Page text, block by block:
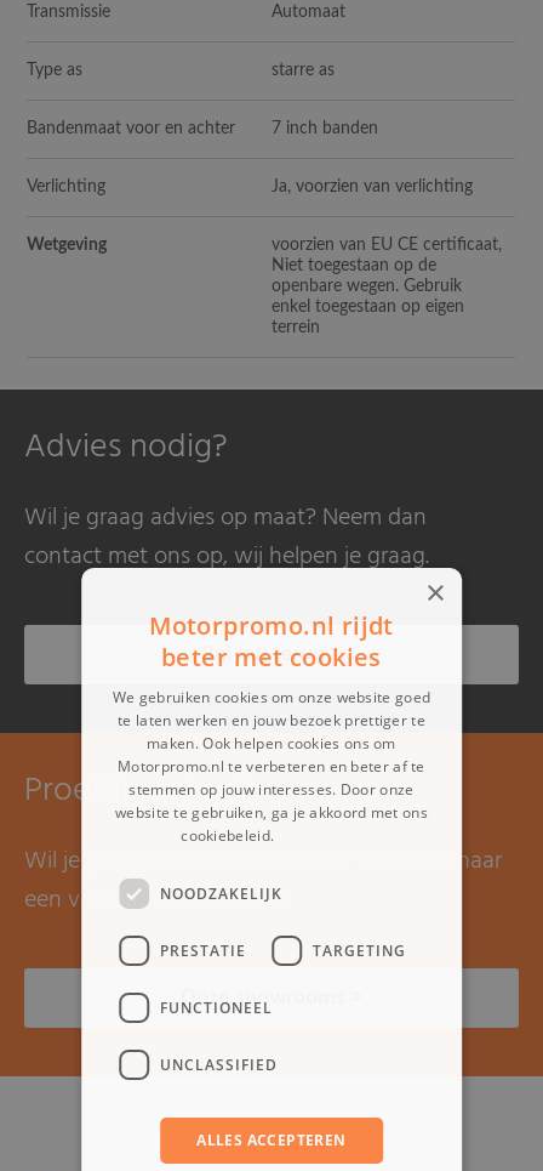
Transmissie Automaat
Type as starre as
Bandenmaat voor en achter 7 inch banden
Verlichting Ja, voorzien van verlichting
Wetgeving
voorzien van EU CE certificaat,
Niet toegestaan op de
openbare wegen. Gebruik
enkel toegestaan op eigen
terrein
Advies nodig?
Wil je graag advies op maat? Neem dan
contact met ons op, wij helpen je graag.
Bel mij terug >
Proefrit maken?
Wil je graag een proefrit maken? Kom dan naar
een van onze showrooms.
Onze showrooms >
×
Motorpromo.nl rijdt
beter met cookies
We gebruiken cookies om onze website goed
te laten werken en jouw bezoek prettiger te
maken. Ook helpen cookies ons om
Motorpromo.nl te verbeteren en beter af te
stemmen op jouw interesses. Door onze
website te gebruiken, ga je akkoord met ons
cookiebeleid.
NOODZAKELIJK
PRESTATIE TARGETING
FUNCTIONEEL
UNCLASSIFIED
ALLES ACCEPTEREN